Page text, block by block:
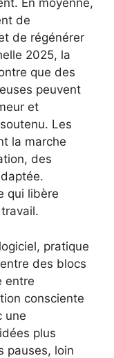
En moyenne,
de
de régénérer
2025, la
que des
peuvent
et
Les
la marche
des
qui libère
pratique
des blocs
entre
consciente
une
plus
pauses, loin